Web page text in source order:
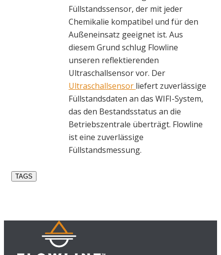
Füllstandssensor, der mit jeder
Chemikalie kompatibel und für den
Außeneinsatz geeignet ist. Aus
diesem Grund schlug Flowline
unseren reflektierenden
Ultraschallsensor vor. Der
Ultraschallsensor liefert zuverlässige
Füllstandsdaten an das WIFI-System,
das den Bestandsstatus an die
Betriebszentrale überträgt. Flowline
ist eine zuverlässige
Füllstandsmessung.
TAGS